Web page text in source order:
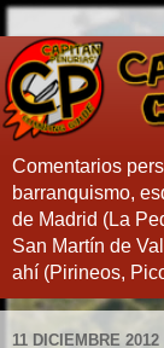
Comentarios
barranquismo,
de Madrid (La
San Martín de
ahí (Pirineos,
11 DICIEMBRE 2012